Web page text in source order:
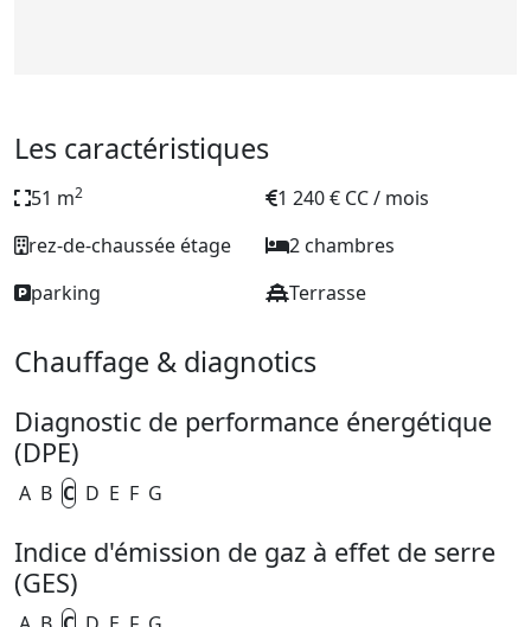
Les caractéristiques
51 m2
1 240 € CC / mois
rez-de-chaussée étage
2 chambres
parking
Terrasse
Chauffage & diagnotics
Diagnostic de performance énergétique
(DPE)
A B C D E F G
Indice d'émission de gaz à effet de serre
(GES)